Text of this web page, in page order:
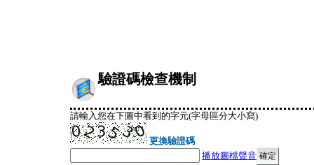
驗證碼檢查機制
請輸入您在下圖中看到的字元(字母區分大小寫)
更換驗證碼
播放圖檔聲音